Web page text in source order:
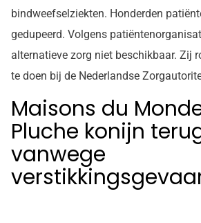
bindweefselziekten. Honderden
gedupeerd. Volgens
alternatieve zorg niet beschikbaar. Zij
te doen bij de Nederlandse
Maisons du
Pluche konijn
vanwege